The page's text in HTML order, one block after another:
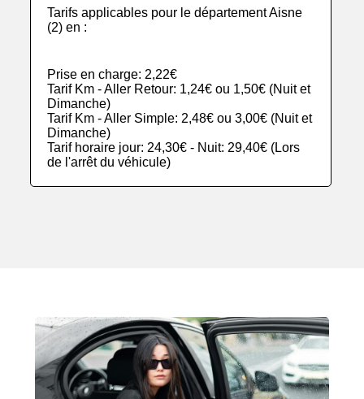
Tarifs applicables pour le département Aisne
(2) en :
Prise en charge: 2,22€
Tarif Km - Aller Retour: 1,24€ ou 1,50€ (Nuit et
Dimanche)
Tarif Km - Aller Simple: 2,48€ ou 3,00€ (Nuit et
Dimanche)
Tarif horaire jour: 24,30€ - Nuit: 29,40€ (Lors
de l'arrêt du véhicule)